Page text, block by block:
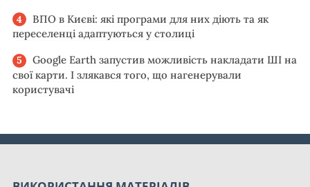
ВПО в Києві: які програми для них діють та як
переселенці адаптуються у столиці
Google Earth запустив можливість накладати ШІ на
свої карти. І злякався того, що нагенерували
користувачі